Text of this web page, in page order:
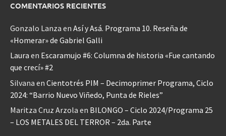
COMENTARIOS RECIENTES
Gonzalo Lanza en Así y Asá. Programa 10. Reseña de
«Homerar» de Gabriel Galli
Laura en Escaramujo #6: Columna de historia «Fue cantando
que crecí» #2
Silvana en Cientotrés PIM – Decimoprimer Programa, Ciclo
2024: “Barrio Nuevo Viñedo, Punta de Rieles”
Maritza Cruz Arzola en BILONGO – Ciclo 2024/Programa 25
– LOS METALES DEL TERROR – 2da. Parte